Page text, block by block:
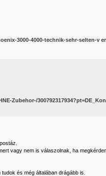
3000-4000-technik-sehr-selten-v
Zubehor-/
vagy nem is válaszolnak, ha
és még általában drágább is.